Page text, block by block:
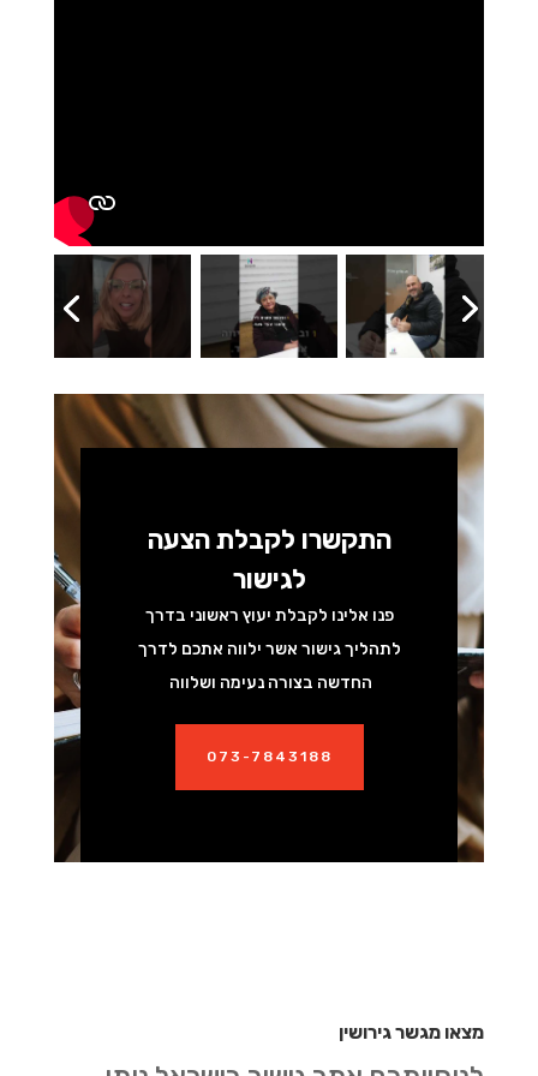
התקשרו לקבלת הצעה
לגישור
פנו אלינו לקבלת יעוץ ראשוני בדרך
לתהליך גישור אשר ילווה אתכם לדרך
החדשה בצורה נעימה ושלווה
073-7843188
מצאו מגשר גירושין